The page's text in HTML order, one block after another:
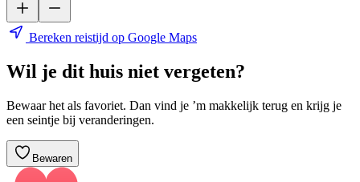
Bereken reistijd op Google Maps
Wil je dit huis niet vergeten?
Bewaar het als favoriet. Dan vind je ’m makkelijk terug en krijg je
een seintje bij veranderingen.
Bewaren